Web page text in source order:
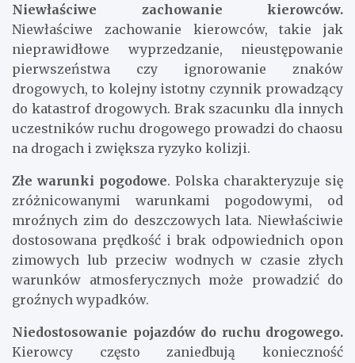
Niewłaściwe zachowanie kierowców.
Niewłaściwe zachowanie kierowców, takie jak
nieprawidłowe wyprzedzanie, nieustępowanie
pierwszeństwa czy ignorowanie znaków
drogowych, to kolejny istotny czynnik prowadzący
do katastrof drogowych. Brak szacunku dla innych
uczestników ruchu drogowego prowadzi do chaosu
na drogach i zwiększa ryzyko kolizji.
Złe warunki pogodowe. Polska charakteryzuje się
zróżnicowanymi warunkami pogodowymi, od
mroźnych zim do deszczowych lata. Niewłaściwie
dostosowana prędkość i brak odpowiednich opon
zimowych lub przeciw wodnych w czasie złych
warunków atmosferycznych może prowadzić do
groźnych wypadków.
Niedostosowanie pojazdów do ruchu drogowego.
Kierowcy często zaniedbują konieczność